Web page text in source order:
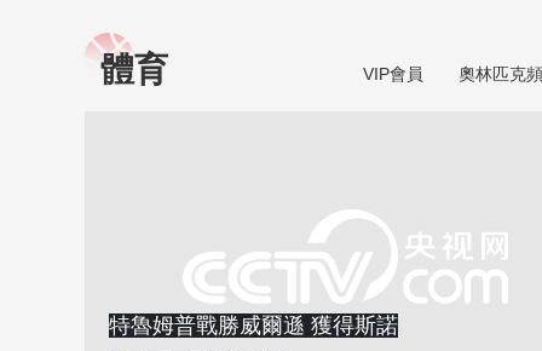
體育 VIP會員 奧林匹克
特魯姆普戰勝威爾遜 獲得斯諾